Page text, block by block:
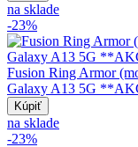
na sklade
-23%
Fusion Ring Armor
Galaxy A13 5G
Kúpiť
na sklade
-23%